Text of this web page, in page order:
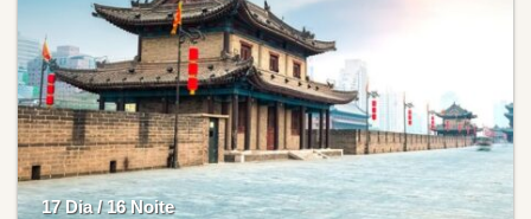
17 Dia / 16 Noite